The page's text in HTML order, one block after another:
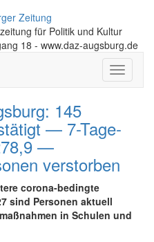
Zeitung
für Politik und Kultur
18 - www.daz-augsburg.de
Toggle
145
— 7-Tage-
—
verstorben
corona-bedingte
sind Personen aktuell
in Schulen und